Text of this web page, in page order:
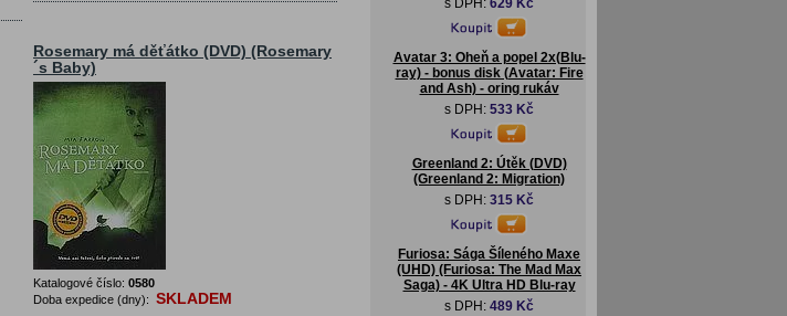
Rosemary má děťátko (DVD) (Rosemary
´s Baby)
Katalogové číslo: 0580
Doba expedice (dny): SKLADEM
s DPH: 629 Kč
Avatar 3: Oheň a popel 2x(Blu-
ray) - bonus disk (Avatar: Fire
and Ash) - oring rukáv
s DPH: 533 Kč
Greenland 2: Útěk (DVD)
(Greenland 2: Migration)
s DPH: 315 Kč
Furiosa: Sága Šíleného Maxe
(UHD) (Furiosa: The Mad Max
Saga) - 4K Ultra HD Blu-ray
s DPH: 489 Kč